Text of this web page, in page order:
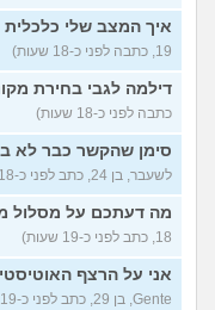
מסאג׳יסט מעורער
(מסאג׳יסט מעורער, בן 26)
אנחנו מקיימים יחסים
בגדים וזה לא מפריע
מה לעשות? (דיאנה, בת 42)
מחזור לאחר כמה
בטוח?
(שלומי, בן 21)
עוד
איך המצב שלי
19, כתבה לפני כ-18 שעות)
דילמה לגבי בחירת
כתבה לפני כ-18 שעות)
סימן שהקשר כבר לא
לשעבר, בן 24, כתב לפני כ-18 שעות)
מה דעתכם על מסלול
18, כתב לפני כ-19 שעות)
אני על הרצף
Gente, בן 29, כתב לפני כ-19 שעות)